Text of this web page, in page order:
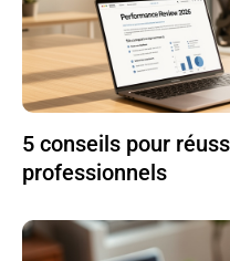
5 conseils pour
professionnels